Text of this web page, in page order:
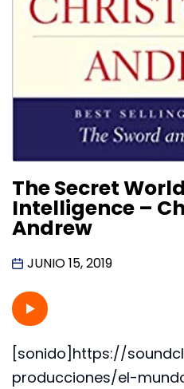
The Secret
Intelligence –
Andrew
JUNIO 15, 2019
[sonido]https://
producciones/el-